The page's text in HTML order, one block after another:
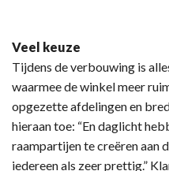
Veel keuze
Tijdens de verbouwing is
waarmee de winkel meer
opgezette afdelingen en
hieraan toe: “En daglicht
raampartijen te creëren aan
iedereen als zeer prettig.”